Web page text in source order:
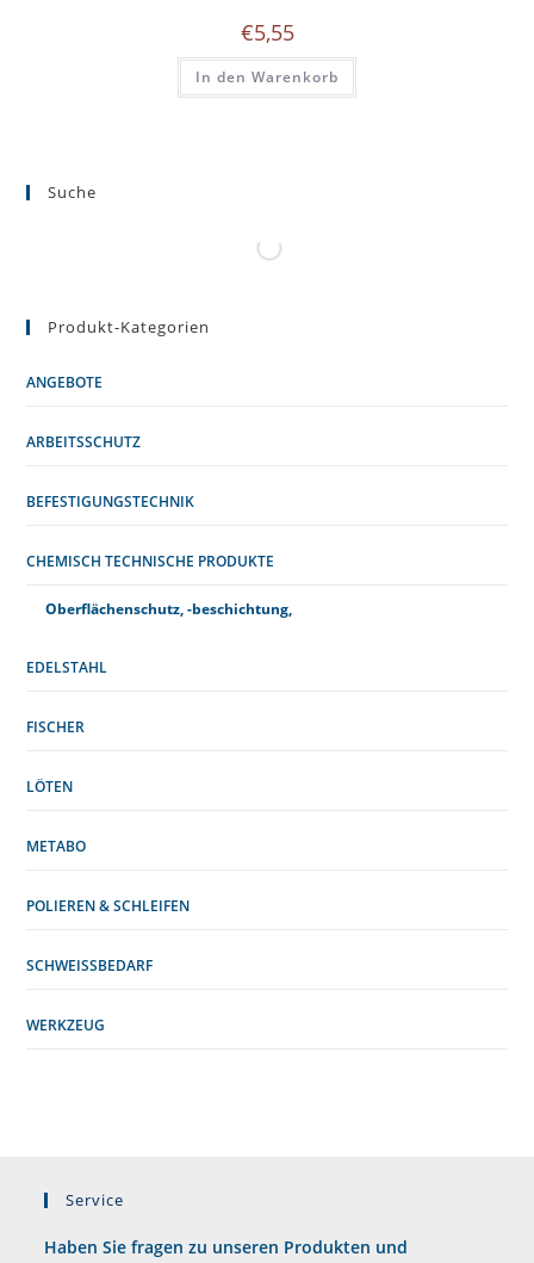
€5,55
In den Warenkorb
Suche
Produkt-Kategorien
ANGEBOTE
ARBEITSSCHUTZ
BEFESTIGUNGSTECHNIK
CHEMISCH TECHNISCHE PRODUKTE
Oberflächenschutz, -beschichtung,
EDELSTAHL
FISCHER
LÖTEN
METABO
POLIEREN & SCHLEIFEN
SCHWEISSBEDARF
WERKZEUG
Service
Haben Sie fragen zu unseren Produkten und